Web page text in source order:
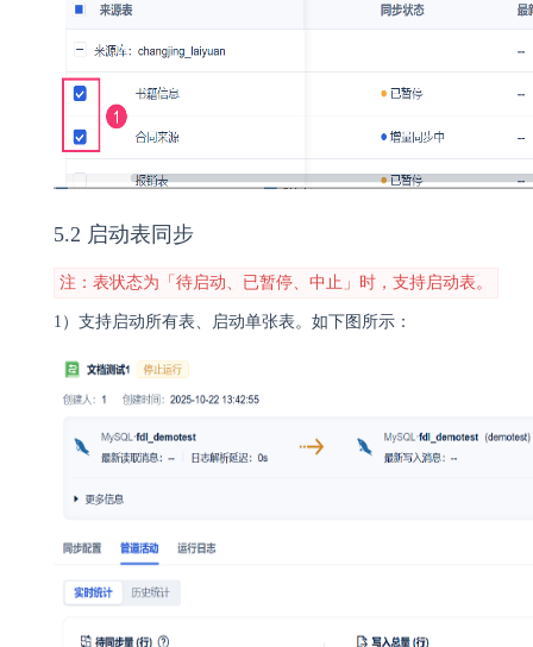
5.2 启动表同步
注：表状态为「待启动、已暂停、中止」时，支持启动表。
1）支持启动所有表、启动单张表。如下图所示：